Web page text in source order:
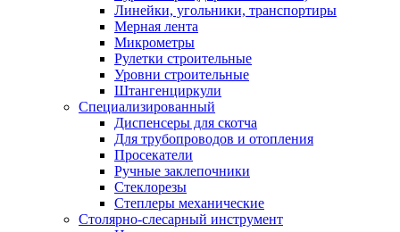
Линейки, угольники, транспортиры
Мерная лента
Микрометры
Рулетки строительные
Уровни строительные
Штангенциркули
Специализированный
Диспенсеры для скотча
Для трубопроводов и отопления
Просекатели
Ручные заклепочники
Стеклорезы
Степлеры механические
Столярно-слесарный инструмент